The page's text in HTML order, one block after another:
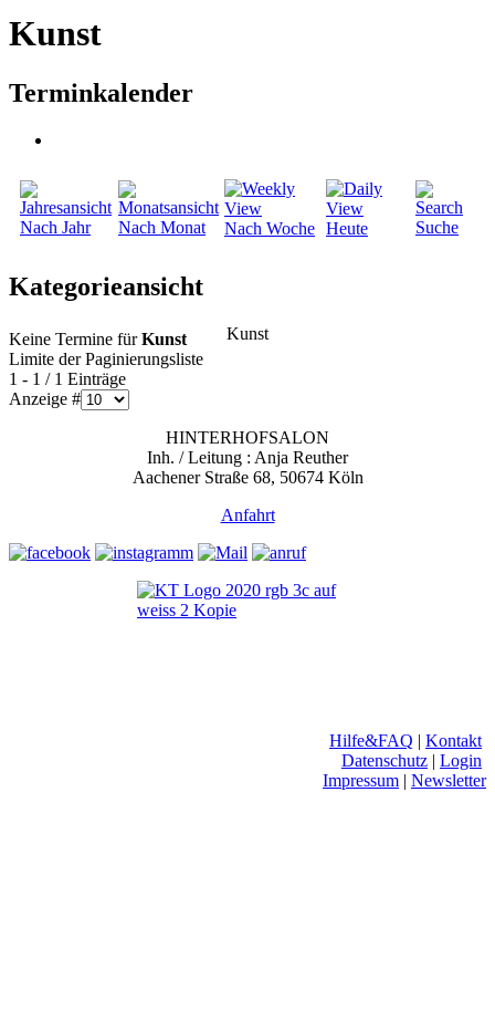
Kunst
Terminkalender
Nach Jahr Nach Monat Nach Woche Heute Suche
Kategorieansicht
Kunst
Keine Termine fürKunst
Limite der Paginierungsliste
1 - 1 / 1 Einträge
Anzeige #
HINTERHOFSALON
Inh. / Leitung : Anja Reuther
Aachener Straße 68, 50674 Köln
Anfahrt
Hilfe&FAQ | Kontakt
Datenschutz | Login
Impressum | Newsletter